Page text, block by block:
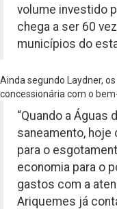
volume investido
chega a ser 60
municípios do
Ainda segundo Laydner,
concessionária com o
“Quando a Águas
saneamento,
para o
economia para o
gastos com a
Ariquemes já